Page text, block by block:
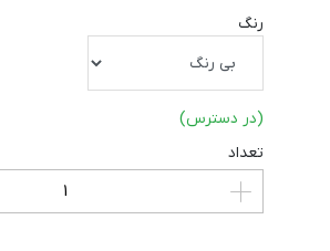
رنگ
(در دسترس)
تعداد